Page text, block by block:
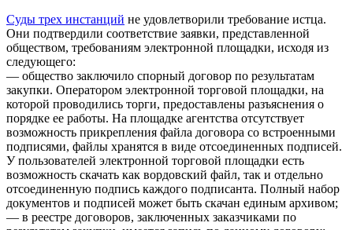
Суды трех инстанций не удовлетворили требование истца.
Они подтвердили соответствие заявки, представленной
обществом, требованиям электронной площадки, исходя из
следующего:
— общество заключило спорный договор по результатам
закупки. Оператором электронной торговой площадки, на
которой проводились торги, предоставлены разъяснения о
порядке ее работы. На площадке агентства отсутствует
возможность прикрепления файла договора со встроенными
подписями, файлы хранятся в виде отсоединенных подписей.
У пользователей электронной торговой площадки есть
возможность скачать как вордовский файл, так и отдельно
отсоединенную подпись каждого подписанта. Полный набор
документов и подписей может быть скачан единым архивом;
— в реестре договоров, заключенных заказчиками по